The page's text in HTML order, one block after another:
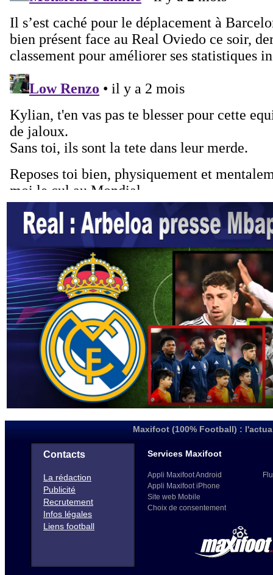
Maxifoot (100% Football) :
Contacts
La rédaction
Publicité
Recrutement
Infos légales
Liens football
Services Maxifoot
Appli Maxifoot Android
Appli Maxifoot iPhone
Site web Mobile
Choix de consentement